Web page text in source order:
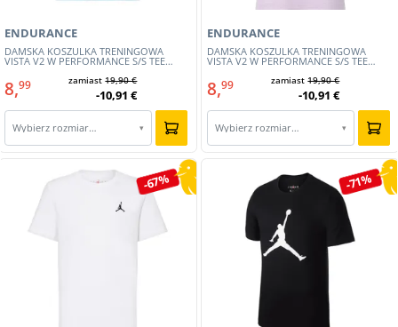
DAMSKA KOSZULKA TRENINGOWA
VISTA V2 W PERFORMANCE S/S TEE
ENDURANCE
8,99 zamiast19,90 €
-10,91 €
Wybierz rozmiar… ▾
DAMSKA KOSZULKA TRENINGOWA
VISTA V2 W PERFORMANCE S/S TEE
ENDURANCE
8,99 zamiast19,90 €
-10,91 €
Wybierz rozmiar… ▾
-67% -71%